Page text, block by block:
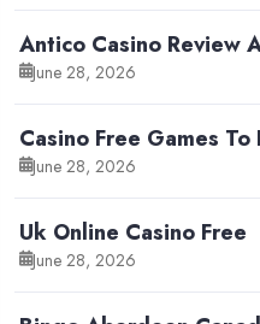
Antico Casino Review
June 28, 2026
Casino Free Games To
June 28, 2026
Uk Online Casino Free
June 28, 2026